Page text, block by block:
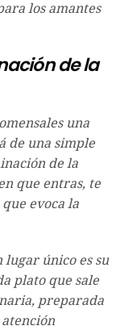
los amantes
de la
una
de una simple
de la
que entras, te
evoca la
lugar único es su
plato que sale
preparada